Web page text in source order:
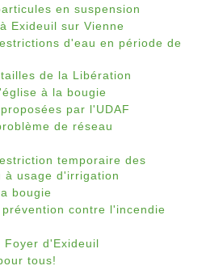
en suspension
Exideuil sur Vienne
d'eau en période de
de la Libération
à la bougie
par l'UDAF
de réseau
temporaire des
à usage d'irrigation
bougie
contre l'incendie
Foyer d'Exideuil
tous!